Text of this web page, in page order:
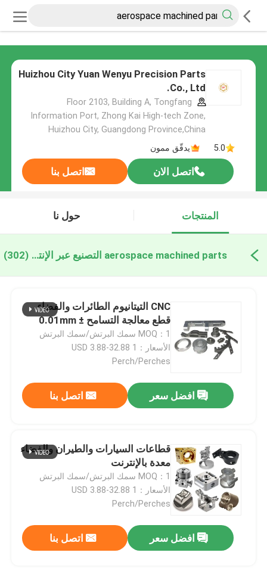
Huizhou City Yuan Wenyu Precision Parts
Co., Ltd.
Floor 2103, Building A, Tongfang
Information Port, Zhong Kai High-tech Zone,
Huizhou City, Guangdong Province,China
5.0
يدقّق ممون
اتصل الان اتصل بنا
المنتجات حول نا
aerospace machined parts التصنيع عبر الإنترنت (302)
CNC التيتانيوم الطائرات والفضاء
قطع معالجة التسامح ± 0.01mm
MOQ：1 سمك البرتش/سمك البرتش
الأسعار：USD 3.88-32.88 1
Perch/Perches
افضل سعر اتصل بنا
قطاعات السيارات والطيران والفضاء
معدة بالإنترنت
MOQ：1 سمك البرتش/سمك البرتش
الأسعار：USD 3.88-32.88 1
Perch/Perches
افضل سعر اتصل بنا